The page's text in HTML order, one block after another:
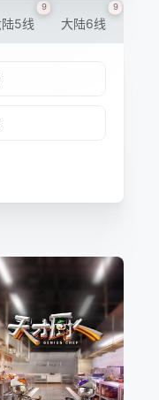
陆5线
9
大陆6线
9